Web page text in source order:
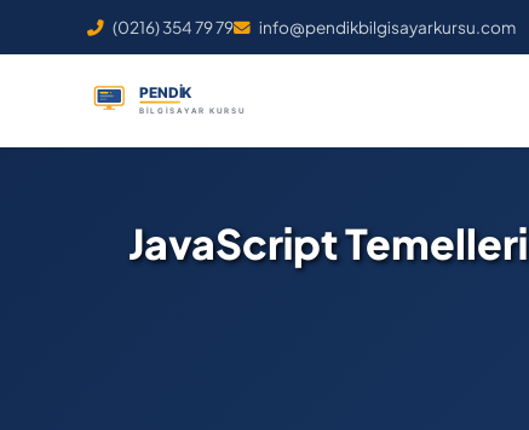
(0216) 354 79 79 info@pendikbilgisayarkursu.com
JavaScript